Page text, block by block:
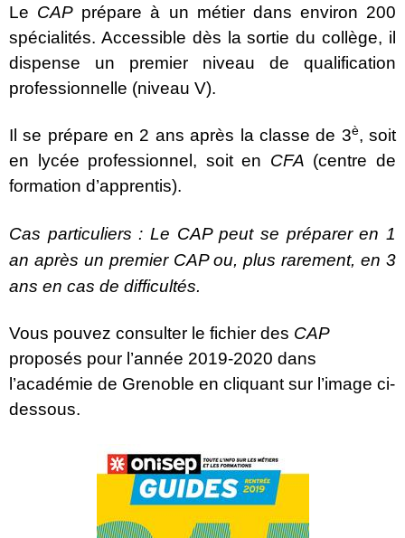
Le CAP prépare à un métier dans environ 200
spécialités. Accessible dès la sortie du collège, il
dispense un premier niveau de qualification
professionnelle (niveau V).
Il se prépare en 2 ans après la classe de 3è, soit
en lycée professionnel, soit en CFA (centre de
formation d’apprentis).
Cas particuliers : Le CAP peut se préparer en 1
an après un premier CAP ou, plus rarement, en 3
ans en cas de difficultés.
Vous pouvez consulter le fichier des CAP
proposés pour l’année 2019-2020 dans
l’académie de Grenoble en cliquant sur l’image ci-
dessous.